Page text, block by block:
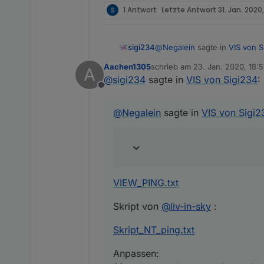
1 Antwort Letzte Antwort 31. Jan.
sigi234@Negalein sagte in VIS von
@sigi234
$('ping.0.
https://forum.iobroker.net/
A
Offline
Aachen1305schrieb am 23. Jan. 2020,
zuletzt editiert von
@sigi234 sagte in VIS von Sigi234:
@Negalein sagte in VIS von
VIEW_PING.txt
Skript von @liv-in-sky :
Skript_NT_ping.txt
Anpassen: